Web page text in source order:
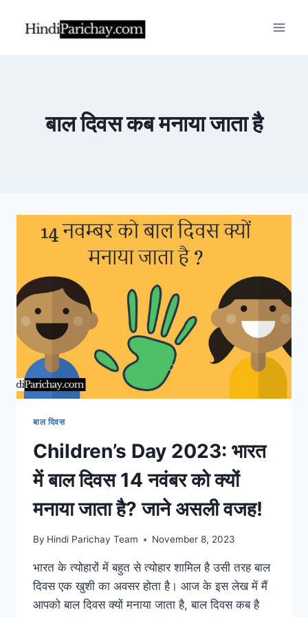
बाल दिवस कब मनाया जाता है
बाल दिवस
Children’s Day 2023: भारत
में बाल दिवस 14 नवंबर को क्यों
मनाया जाता है? जाने असली वजह!
By Hindi Parichay Team November 8, 2023
भारत के त्योहारों में बहुत से त्योहार शामिल है उसी तरह बाल
दिवस एक खुशी का अवसर होता है। आज के इस लेख में मैं
आपको बाल दिवस क्यों मनाया जाता है, बाल दिवस कब है